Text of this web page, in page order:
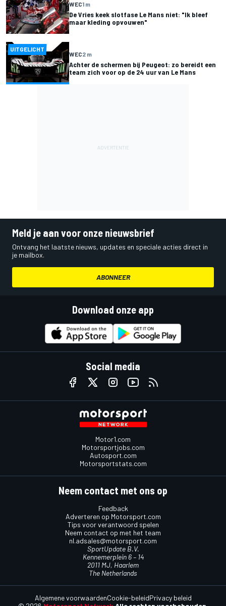
WEC1 m
De Vries keek slotfase Le Mans niet: "Ik bleef
maar kleding opvouwen"
UITGELICHT
WEC2 m
Achter de schermen bij Peugeot: zo bereidt een
team zich voor op de 24 uur van Le Mans
Meld je aan voor onze nieuwsbrief
Ontvang het laatste nieuws, updates en speciale acties direct in
je mailbox.
ABONNEER
Download onze app
Social media
Motor1.com
Motorsportjobs.com
Autosport.com
Motorsportstats.com
Neem contact met ons op
Feedback
Adverteren op Motorsport.com
Tips voor verantwoord spelen
Neem contact op met het team
nl.adsales@motorsport.com
SportUpdate B.V.
Kennemerplein 6 – 14
2011 MJ, Haarlem
The Netherlands
Algemene voorwaardenCookie-beleidPrivacy beleid